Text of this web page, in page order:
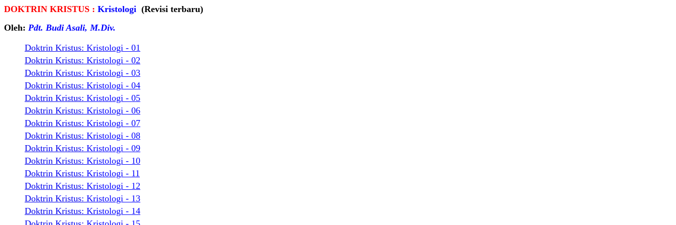
DOKTRIN KRISTUS : Kristologi (Revisi terbaru)
Oleh: Pdt. Budi Asali, M.Div.
Doktrin Kristus: Kristologi - 01
Doktrin Kristus: Kristologi - 02
Doktrin Kristus: Kristologi - 03
Doktrin Kristus: Kristologi - 04
Doktrin Kristus: Kristologi - 05
Doktrin Kristus: Kristologi - 06
Doktrin Kristus: Kristologi - 07
Doktrin Kristus: Kristologi - 08
Doktrin Kristus: Kristologi - 09
Doktrin Kristus: Kristologi - 10
Doktrin Kristus: Kristologi - 11
Doktrin Kristus: Kristologi - 12
Doktrin Kristus: Kristologi - 13
Doktrin Kristus: Kristologi - 14